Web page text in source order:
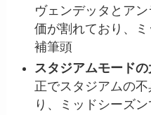
ヴェンデッタとア
価が割れており、
補筆頭
スタジアムモード
正でスタジアムの
り、ミッドシーズ